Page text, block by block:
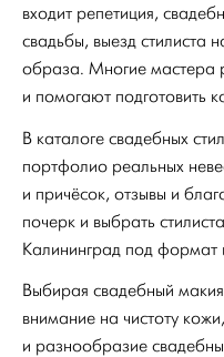
входит репетиция,
свадьбы, выезд стилиста
образа. Многие мастера
и помогают подготовить
В каталоге свадебных
портфолио реальных
и причёсок, отзывы и
почерк и выбрать
Калининград под формат
Выбирая свадебный
внимание на чистоту
и разнообразие